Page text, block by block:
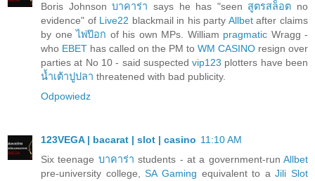
Boris Johnsonบาคาร่า says he has "seen สูตรสล็อต no
evidence" of Live22 blackmail in his party Allbetafter claims
by oneไพ่ป๊อก of his own MPs. William pragmatic Wragg -
who EBET has called on the PM to WM CASINO resign over
parties at No 10 - said suspectedvip123 plotters have been
น้ำเต้าปูปลา threatened with bad publicity.
Odpowiedz
123VEGA | bacarat | slot | casino 11:10 AM
Six teenage บาคาร่า students - at a government-run Allbet
pre-university college,SA Gaming equivalent to aJili Slot